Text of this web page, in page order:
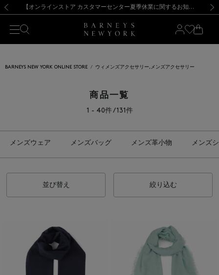
新規登録のお客様も対象！＜MY BARNEYS＞会員のお客様は11,000円（税込）以上のお買上げで常時送料無料！お買い物の際は会員登録を！
【夏季休業に伴う出荷一時停止のお知らせ】(2026.8.7) 【オンラインストア カスタマーセンター夏季休業に関するお知らせ】（2026.8.7）
【夏季休業に伴う返品・交換承り一時停止のお知らせ】（2026.8.5）
熊本県を中心とした地震の影響によるお荷物のお届けについて
【開催中】SUMMER SALEのご案内・ご注意事項 新規登録のお客様も対象！＜MY BARNEYS＞会員のお客様は11,000円（税込）以上のお買上げで常時送料無料！お買い物の際は会員登録を！
【夏季休業に伴う出荷一時停止のお知らせ】(2026.8.7)
BARNEYS NEW YORK ONLINE STORE ウィメンズアクセサリー,メンズアクセサリー
商品一覧
1 - 40件 / 131件
メンズウェア メンズバッグ メンズ革小物 メンズ
並び替え 絞り込む